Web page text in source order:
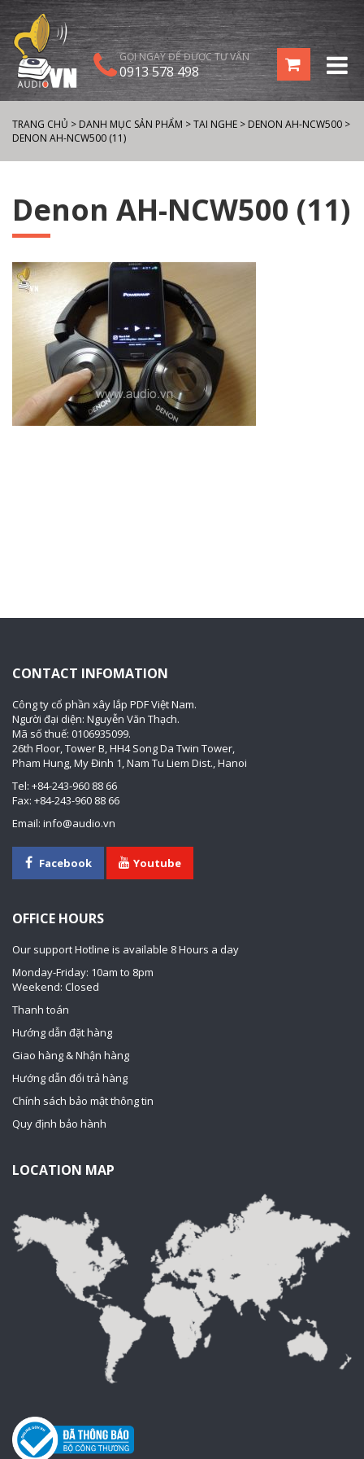
GỌI NGAY ĐỂ ĐƯỢC TƯ VẤN
0913 578 498
TRANG CHỦ > DANH MỤC SẢN PHẨM >TAI NGHE > DENON AH-NCW500 >
DENON AH-NCW500 (11)
Denon AH-NCW500 (11)
CONTACT INFOMATION
Công ty cổ phần xây lắp PDF Việt Nam.
Người đại diện: Nguyễn Văn Thạch.
Mã số thuế: 0106935099.
26th Floor, Tower B, HH4 Song Da Twin Tower,
Pham Hung, My Đinh 1, Nam Tu Liem Dist., Hanoi
Tel: +84-243-960 88 66
Fax: +84-243-960 88 66
Email: info@audio.vn
Facebook Youtube
OFFICE HOURS
Our support Hotline is available 8 Hours a day
Monday-Friday: 10am to 8pm
Weekend: Closed
Thanh toán
Hướng dẫn đặt hàng
Giao hàng & Nhận hàng
Hướng dẫn đổi trả hàng
Chính sách bảo mật thông tin
Quy định bảo hành
LOCATION MAP